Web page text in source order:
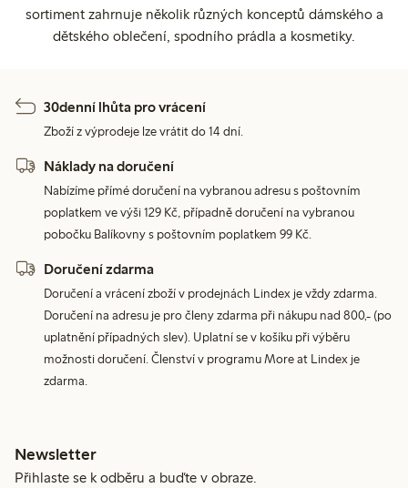
sortiment zahrnuje několik různých konceptů dámského a
dětského oblečení, spodního prádla a kosmetiky.
30denní lhůta pro vrácení
Zboží z výprodeje lze vrátit do 14 dní.
Náklady na doručení
Nabízíme přímé doručení na vybranou adresu s poštovním
poplatkem ve výši 129 Kč, případně doručení na vybranou
pobočku Balíkovny s poštovním poplatkem 99 Kč.
Doručení zdarma
Doručení a vrácení zboží v prodejnách Lindex je vždy zdarma.
Doručení na adresu je pro členy zdarma při nákupu nad 800,- (po
uplatnění případných slev). Uplatní se v košíku při výběru
možnosti doručení. Členství v programu More at Lindex je
zdarma.
Newsletter
Přihlaste se k odběru a buďte v obraze.